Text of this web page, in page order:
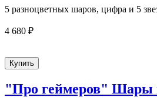
5 разноцветных шаров, цифра и 5
4 680 ₽
"Про геймеров" Шары